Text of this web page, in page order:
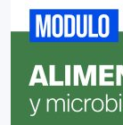
CAR T
study: